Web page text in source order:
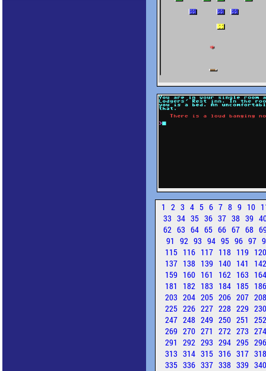
1 2 3 4 5 6 7 8 9 10
33 34 35 36 37 38 39
62 63 64 65 66 67 68
91 92 93 94 95 96 97
115 116 117 118 119
137 138 139 140 141
159 160 161 162 163
181
182 183 184 185
203 204 205 206 207
225 226 227 228 229
247 248 249 250 251
269 270 271 272 273
291 292 293 294 295
313 314 315 316 317
335 336 337 338 339